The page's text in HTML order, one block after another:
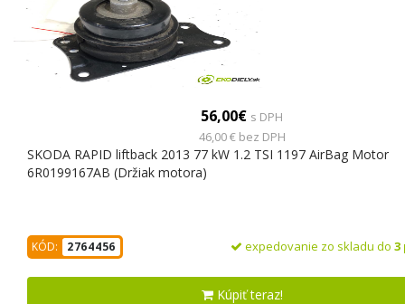
56,00€ s DPH
46,00 € bez DPH
SKODA RAPID liftback 2013 77 kW 1.2 TSI 1197 AirBag Motor
6R0199167AB (Držiak motora)
KÓD: 2764456 expedovanie zo skladu do 3
Kúpiť teraz!